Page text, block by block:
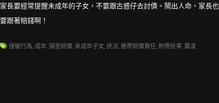
家長要經常提醒未成年的子女，不要跟古惑仔去討債。鬧出人命，家長也
要跟著賠錢啊！
侵權行為, 成年,損害賠償,未成年子女, 民法,連帶賠償責任, 附帶民事, 霸凌